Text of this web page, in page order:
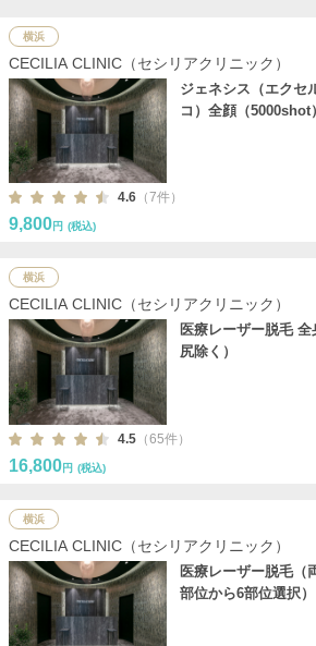
横浜
CECILIA CLINIC（セシリアクリニック）
ジェネシス（エクセ
コ）全顔（5000shot）
4.6 （7件）
9,800円 (税込)
横浜
CECILIA CLINIC（セシリアクリニック）
医療レーザー脱毛
尻除く）
4.5 （65件）
16,800円 (税込)
横浜
CECILIA CLINIC（セシリアクリニック）
医療レーザー脱毛（
部位から6部位選択）